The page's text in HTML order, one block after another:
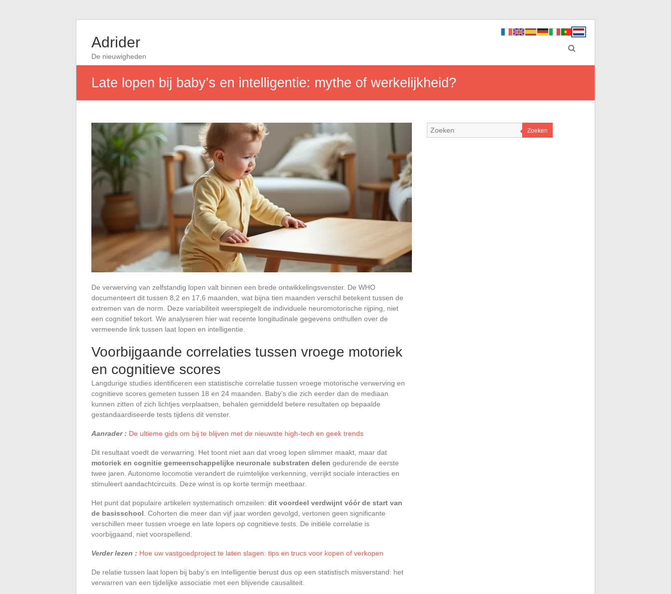
Adrider
De nieuwigheden
Late lopen bij baby’s en intelligentie: mythe of werkelijkheid?
De verwerving van zelfstandig lopen valt binnen een brede ontwikkelingsvenster. De WHO
documenteert dit tussen 8,2 en 17,6 maanden, wat bijna tien maanden verschil betekent tussen de
extremen van de norm. Deze variabiliteit weerspiegelt de individuele neuromotorische rijping, niet
een cognitief tekort. We analyseren hier wat recente longitudinale gegevens onthullen over de
vermeende link tussen laat lopen en intelligentie.
Voorbijgaande correlaties tussen vroege motoriek
en cognitieve scores
Langdurige studies identificeren een statistische correlatie tussen vroege motorische verwerving en
cognitieve scores gemeten tussen 18 en 24 maanden. Baby’s die zich eerder dan de mediaan
kunnen zitten of zich lichtjes verplaatsen, behalen gemiddeld betere resultaten op bepaalde
gestandaardiseerde tests tijdens dit venster.
Aanrader : De ultieme gids om bij te blijven met de nieuwste high-tech en geek trends
Dit resultaat voedt de verwarring. Het toont niet aan dat vroeg lopen slimmer maakt, maar dat
motoriek en cognitie gemeenschappelijke neuronale substraten delen gedurende de eerste
twee jaren. Autonome locomotie verandert de ruimtelijke verkenning, verrijkt sociale interacties en
stimuleert aandachtcircuits. Deze winst is op korte termijn meetbaar.
Het punt dat populaire artikelen systematisch omzeilen: dit voordeel verdwijnt vóór de start van
de basisschool . Cohorten die meer dan vijf jaar worden gevolgd, vertonen geen significante
verschillen meer tussen vroege en late lopers op cognitieve tests. De initiële correlatie is
voorbijgaand, niet voorspellend.
Verder lezen : Hoe uw vastgoedproject te laten slagen: tips en trucs voor kopen of verkopen
De relatie tussen laat lopen bij baby’s en intelligentie berust dus op een statistisch misverstand: het
verwarren van een tijdelijke associatie met een blijvende causaliteit.
Zoeken